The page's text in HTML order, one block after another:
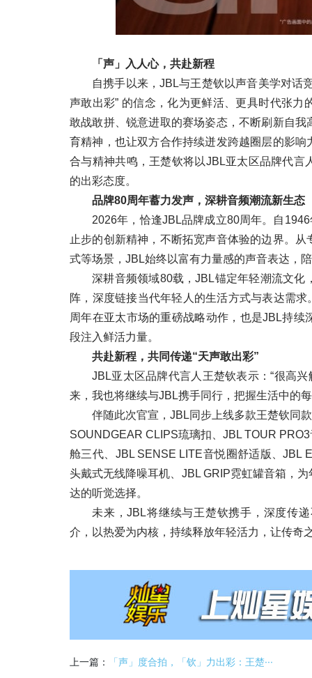
「声」入人心，共赴新程
自携手以来，JBL与王楚钦以声音美学对话
声敢出彩” 的信念，化为更鲜活、更具时代张
敢战敢拼、锐意进取的赛场姿态，不断刷新自
育精神，也让双方合作持续迸发跨越圈层的影
合与精神共鸣，王楚钦将以JBL亚太区品牌代
的出彩态度。
品牌80周年蓄力发声，深耕音频潮流新生态
2026年，恰逢JBL品牌成立80周年。自
止步的创新精神，不断拓宽声音体验的边界。
式等场景，JBL始终以富有力量感的声音表达，
深耕音频领域80载，JBL锚定年轻潮流文
阵，深度链接当代年轻人的生活方式与表达需
周年在亚太市场的重磅战略动作，也是JBL持
段注入鲜活力量。
共赴新程，共同传递“天声敢出彩”
JBL亚太区品牌代言人王楚钦表示：“很高
来，我也将继续与JBL携手同行，把握生活中的
伴随此次官宣，JBL同步上线多款王楚钦同
SOUNDGEAR CLIPS琉璃扣、JBL TOUR
舱三代、JBL SENSE LITE音悦圈舒适版、JBL
头戴式无线降噪耳机、JBL GRIP霓虹罐音箱，
达的听觉选择。
未来，JBL将继续与王楚钦携手，深度传
介，以热爱为内核，持续释放年轻活力，让传奇
上一篇： 「声」度合拍，「钦」力出彩：王楚···